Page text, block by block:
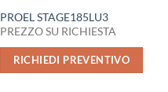
PROEL STAGE185LU3
PREZZO SU RICHIESTA
RICHIEDI PREVENTIVO